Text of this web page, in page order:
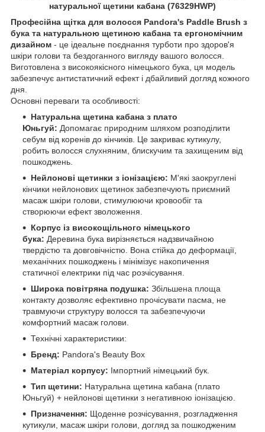
натуральної щетини кабана (76329HWP)
Професійна щітка для волосся Pandora's Paddle Brush з
бука та натуральною щетиною кабана та ергономічним
дизайном - це ідеальне поєднання турботи про здоров'я
шкіри голови та бездоганного вигляду вашого волосся.
Виготовлена з високоякісного німецького бука, ця модель
забезпечує антистатичний ефект і дбайливий догляд кожного
дня.
Основні переваги та особливості:
Натуральна щетина кабана з плато
Юньгуй: Допомагає природним шляхом розподілити
себум від коренів до кінчиків. Це закриває кутикулу,
робить волосся слухняним, блискучим та захищеним від
пошкоджень.
Нейлонові щетинки з іонізацією: М'які заокруглені
кінчики нейлонових щетинок забезпечують приємний
масаж шкіри голови, стимулюючи кровообіг та
створюючи ефект зволоження.
Корпус із високощільного німецького
бука: Деревина бука вирізняється надзвичайною
твердістю та довговічністю. Вона стійка до деформації,
механічних пошкоджень і мінімізує накопичення
статичної електрики під час розчісування.
Широка повітряна подушка: Збільшена площа
контакту дозволяє ефективно прочісувати пасма, не
травмуючи структуру волосся та забезпечуючи
комфортний масаж голови.
Технічні характеристики:
Бренд: Pandora's Beauty Box
Матеріал корпусу: Імпортний німецький бук.
Тип щетини: Натуральна щетина кабана (плато
Юньгуй) + нейлонові щетинки з негативною іонізацією.
Призначення: Щоденне розчісування, розгладження
кутикули, масаж шкіри голови, догляд за пошкодженим